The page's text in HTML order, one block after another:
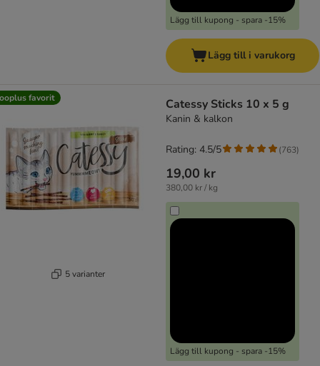
Lägg till kupong - spara -15%
Lägg till i varukorg
favorit
5 varianter
Catessy Sticks 10 x 5 g
Kanin & kalkon
19,00 kr
380,00 kr / kg
Lägg till kupong - spara -15%
Rating: 4.5/5 (763)